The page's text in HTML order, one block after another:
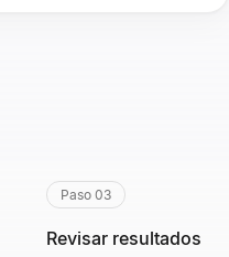
Paso 03
Revisar resultados